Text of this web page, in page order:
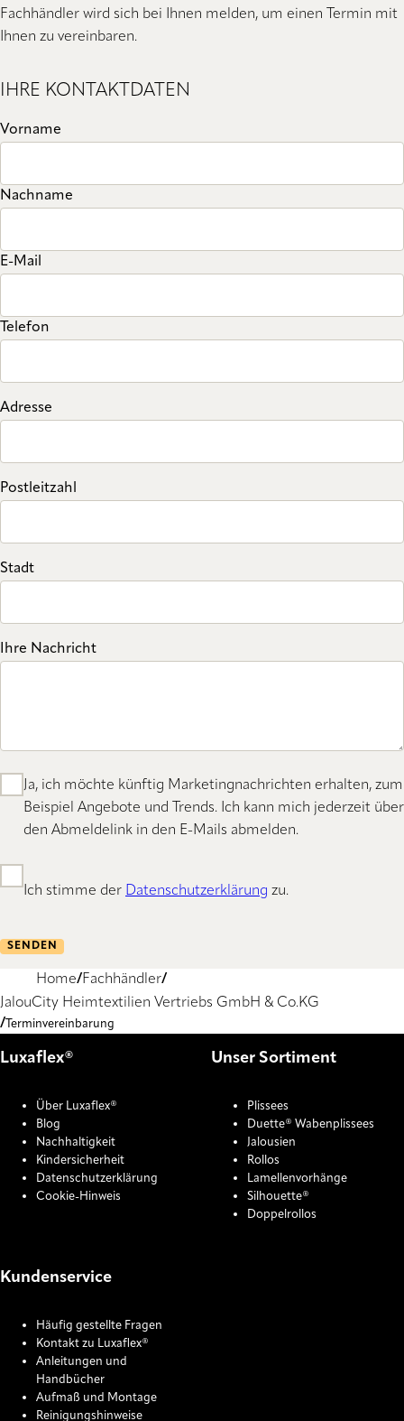
Fachhändler wird sich bei Ihnen melden, um einen Termin mit
Ihnen zu vereinbaren.
IHRE KONTAKTDATEN
Vorname
Nachname
E-Mail
Telefon
Adresse
Postleitzahl
Stadt
Ihre Nachricht
Ja, ich möchte künftig Marketingnachrichten erhalten, zum
Beispiel Angebote und Trends. Ich kann mich jederzeit über
den Abmeldelink in den E-Mails abmelden.
Ich stimme der Datenschutzerklärung zu.
SENDEN
Home Fachhändler
JalouCity Heimtextilien Vertriebs GmbH & Co.KG
Terminvereinbarung
Luxaflex®
Über Luxaflex®
Blog
Nachhaltigkeit
Kindersicherheit
Datenschutzerklärung
Cookie-Hinweis
Unser Sortiment
Plissees
Duette® Wabenplissees
Jalousien
Rollos
Lamellenvorhänge
Silhouette®
Doppelrollos
Kundenservice
Häufig gestellte Fragen
Kontakt zu Luxaflex®
Anleitungen und
Handbücher
Aufmaß und Montage
Reinigungshinweise